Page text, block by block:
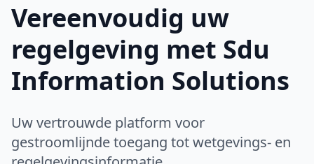
Vereenvoudig uw
regelgeving met Sdu
Information Solutions
Uw vertrouwde platform voor
gestroomlijnde toegang tot wetgevings- en